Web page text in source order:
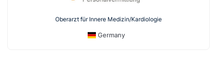
Oberarzt für Innere Medizin/Kardiologie
Germany